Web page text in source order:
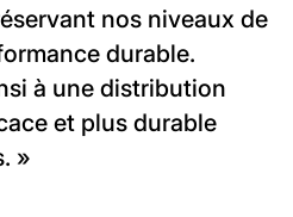
nos niveaux de
durable.
à une distribution
et plus durable
»